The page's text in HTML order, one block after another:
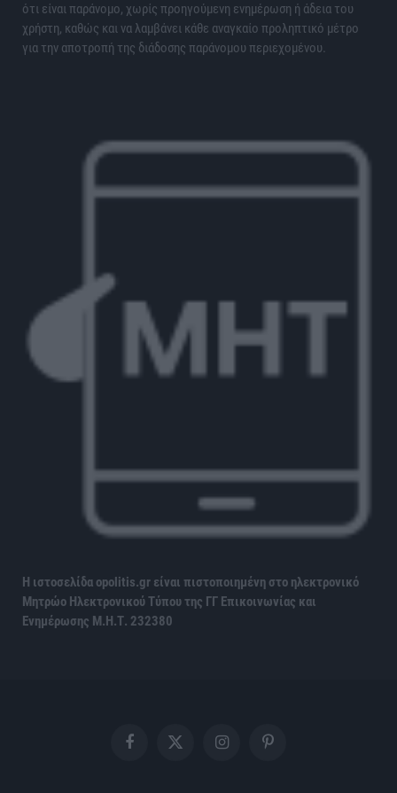
ότι είναι παράνομο, χωρίς προηγούμενη ενημέρωση ή άδεια του
χρήστη, καθώς και να λαμβάνει κάθε αναγκαίο προληπτικό μέτρο
για την αποτροπή της διάδοσης παράνομου περιεχομένου.
Η ιστοσελίδα opolitis.gr είναι πιστοποιημένη στο ηλεκτρονικό
Μητρώο Ηλεκτρονικού Τύπου της ΓΓ Επικοινωνίας και
Ενημέρωσης Μ.Η.Τ. 232380
FacebookX
InstagramPinterest